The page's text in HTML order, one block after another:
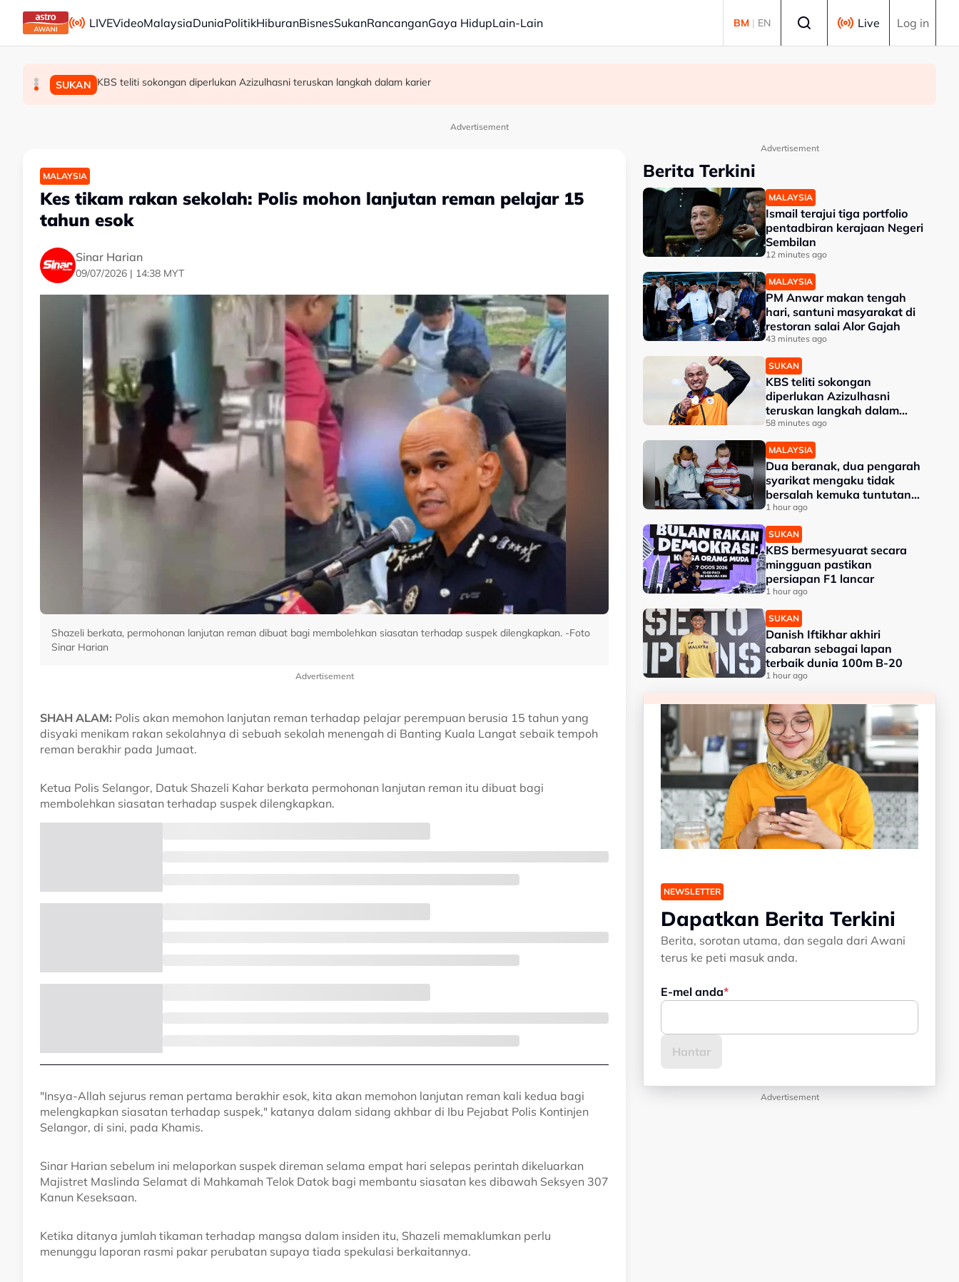
Skip to main content
LIVEVideoMalaysiaDuniaPolitikHiburanBisnesSukanRancanganGaya HidupLain-Lain BM | EN Live Log in
MALAYSIA Ismail terajui tiga portfolio pentadbiran kerajaan Negeri Sembilan
MALAYSIA PM Anwar makan tengah hari, santuni masyarakat di restoran salai Alor Gajah
SUKAN KBS teliti sokongan diperlukan Azizulhasni teruskan langkah dalam karier
Advertisement
MALAYSIA
Kes tikam rakan sekolah: Polis mohon lanjutan reman pelajar 15
tahun esok
Sinar Harian
09/07/2026 | 14:38 MYT
Shazeli berkata, permohonan lanjutan reman dibuat bagi membolehkan siasatan terhadap suspek dilengkapkan. -Foto
Sinar Harian
Advertisement
SHAH ALAM: Polis akan memohon lanjutan reman terhadap pelajar perempuan berusia 15 tahun yang
disyaki menikam rakan sekolahnya di sebuah sekolah menengah di Banting Kuala Langat sebaik tempoh
reman berakhir pada Jumaat.
Ketua Polis Selangor, Datuk Shazeli Kahar berkata permohonan lanjutan reman itu dibuat bagi
membolehkan siasatan terhadap suspek dilengkapkan.
"Insya-Allah sejurus reman pertama berakhir esok, kita akan memohon lanjutan reman kali kedua bagi
melengkapkan siasatan terhadap suspek," katanya dalam sidang akhbar di Ibu Pejabat Polis Kontinjen
Selangor, di sini, pada Khamis.
Sinar Harian sebelum ini melaporkan suspek direman selama empat hari selepas perintah dikeluarkan
Majistret Maslinda Selamat di Mahkamah Telok Datok bagi membantu siasatan kes dibawah Seksyen 307
Kanun Keseksaan.
Ketika ditanya jumlah tikaman terhadap mangsa dalam insiden itu, Shazeli memaklumkan perlu
menunggu laporan rasmi pakar perubatan supaya tiada spekulasi berkaitannya.
Advertisement
Berita Terkini
MALAYSIA
Ismail terajui tiga portfolio
pentadbiran kerajaan Negeri
Sembilan
12 minutes ago
MALAYSIA
PM Anwar makan tengah
hari, santuni masyarakat di
restoran salai Alor Gajah
43 minutes ago
SUKAN
KBS teliti sokongan
diperlukan Azizulhasni
teruskan langkah dalam
karier
58 minutes ago
MALAYSIA
Dua beranak, dua pengarah
syarikat mengaku tidak
bersalah kemuka tuntutan
palsu Perkeso
1 hour ago
SUKAN
KBS bermesyuarat secara
mingguan pastikan
persiapan F1 lancar
1 hour ago
SUKAN
Danish Iftikhar akhiri
cabaran sebagai lapan
terbaik dunia 100m B-20
1 hour ago
NEWSLETTER
Dapatkan Berita Terkini
Berita, sorotan utama, dan segala dari Awani
terus ke peti masuk anda.
E-mel anda
Advertisement